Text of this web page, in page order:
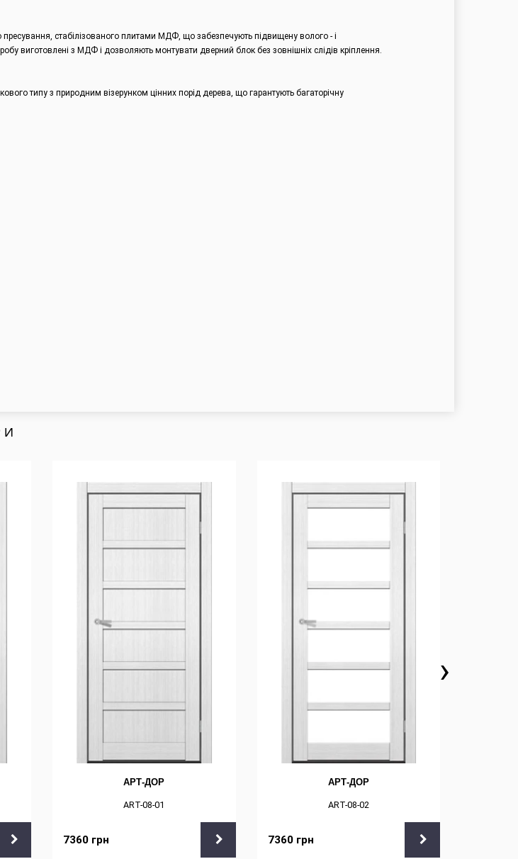
стабілізованого плитами МДФ, що забезпечують підвищену волого - і
виготовлені з МДФ і дозволяють монтувати дверний блок без зовнішніх слідів кріплення.
типу з природним візерунком цінних порід дерева, що гарантують багаторічну
АРТ-ДОР
ART-08-01
7360 грн
АРТ-ДОР
ART-08-02
7360 грн
›